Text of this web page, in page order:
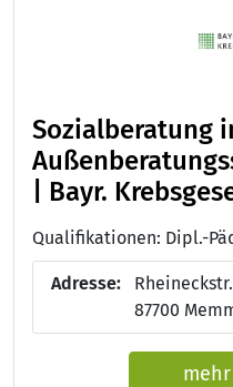
Sozialberatung
| Bayr.
Adresse:
87700